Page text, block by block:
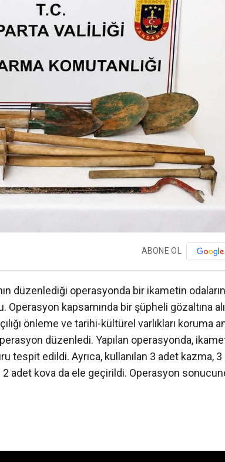
ABONE OL
düzenlediği operasyonda bir ikametin
kapsamında bir şüpheli gözaltına
önleme ve tarihi-kültürel varlıkları koruma
düzenledi. Yapılan operasyonda,
tespit edildi. Ayrıca, kullanılan 3 adet kazma,
adet kova da ele geçirildi. Operasyon